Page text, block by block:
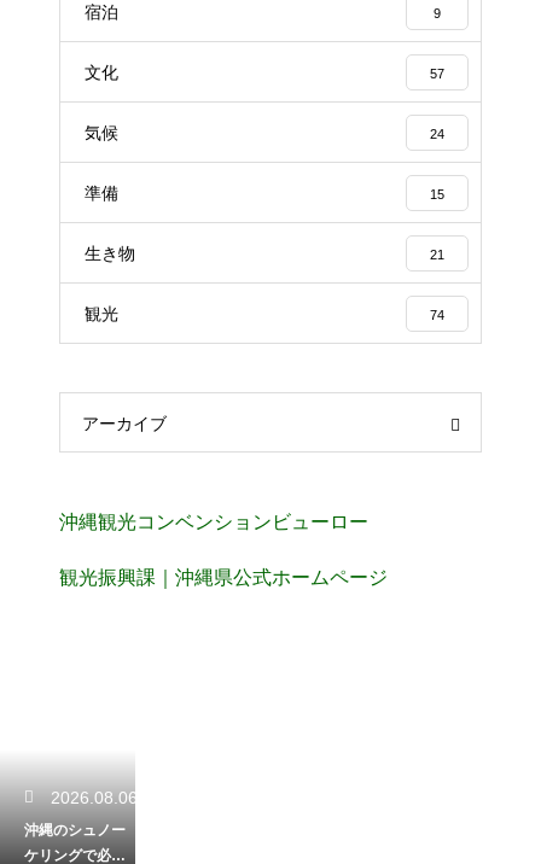
宿泊 9
文化 57
気候 24
準備 15
生き物 21
観光 74
アーカイブ
沖縄観光コンベンションビューロー
観光振興課｜沖縄県公式ホームページ
2026.08.06
沖縄のシュノー
ケリングで必須